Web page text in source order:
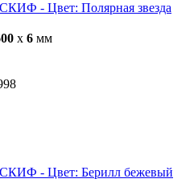
- Цвет: Полярная звезда
x 6 мм
- Цвет: Берилл бежевый